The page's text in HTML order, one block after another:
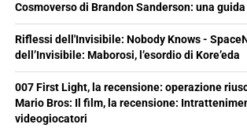
Cosmoverso di Brandon Sanderson: una
Riflessi dell'Invisibile: Nobody Knows -
dell’Invisibile: Maborosi, l’esordio di Kore’eda
007 First Light, la recensione: operazione
Mario Bros: Il film, la recensione:
videogiocatori